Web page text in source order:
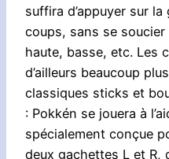
suffira d’appuyer sur
coups, sans se soucier
haute, basse, etc. Les
d’ailleurs beaucoup
classiques sticks et
: Pokkén se jouera à
spécialement conçue
deux gachettes L et R,